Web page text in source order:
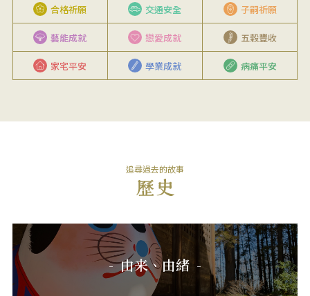
合格祈願 交通安全 子嗣祈願
藝能成就 戀愛成就 五穀豐收
家宅平安 學業成就 病痛平安
追尋過去的故事
由来、由緒